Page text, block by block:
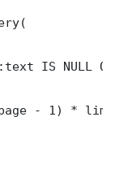
IS NULL
- 1) *